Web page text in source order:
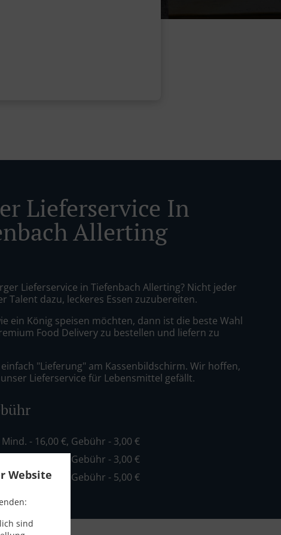
Website
sind
Lieferservice In
Allerting
Lieferservice in Tiefenbach Allerting? Nicht jeder
Talent dazu, leckeres Essen zuzubereiten.
ein König speisen möchten, dann ist die beste Wahl
Food Delivery zu bestellen und liefern zu
einfach "Lieferung" am Kassenbildschirm. Wir hoffen,
Lieferservice für Lebensmittel gefällt.
Mind. - 16,00 €, Gebühr - 3,00 €
, Mind. - 20,00 €, Gebühr - 3,00 €
Mind. - 35,00 €, Gebühr - 5,00 €